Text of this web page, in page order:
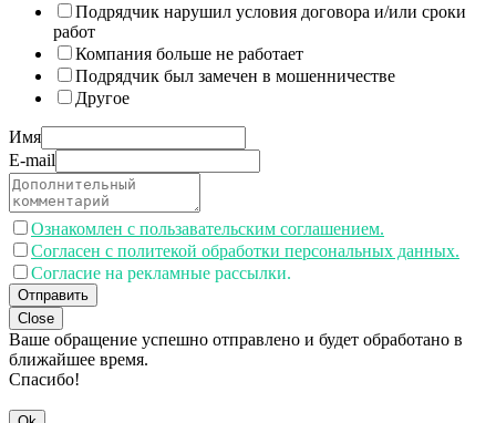
Подрядчик нарушил условия договора и/или сроки
работ
Компания больше не работает
Подрядчик был замечен в мошенничестве
Другое
Имя
E-mail
Ознакомлен с пользавательским соглашением.
Согласен с политекой обработки персональных данных.
Согласие на рекламные рассылки.
Отправить
Close
Ваше обращение успешно отправлено и будет обработано в
ближайшее время.
Спасибо!